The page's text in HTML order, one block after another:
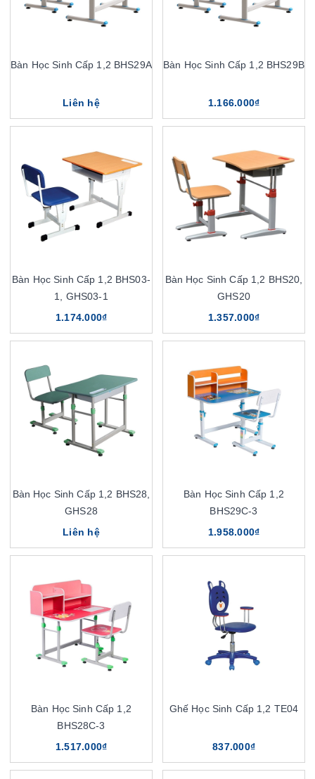
Bàn Học Sinh Cấp 1,2 BHS29A
Liên hệ
Bàn Học Sinh Cấp 1,2 BHS29B
1.166.000₫
Bàn Học Sinh Cấp 1,2 BHS03-
1, GHS03-1
1.174.000₫
Bàn Học Sinh Cấp 1,2 BHS20,
GHS20
1.357.000₫
Bàn Học Sinh Cấp 1,2 BHS28,
GHS28
Liên hệ
Bàn Học Sinh Cấp 1,2
BHS29C-3
1.958.000₫
Bàn Học Sinh Cấp 1,2
BHS28C-3
1.517.000₫
Ghế Học Sinh Cấp 1,2 TE04
837.000₫